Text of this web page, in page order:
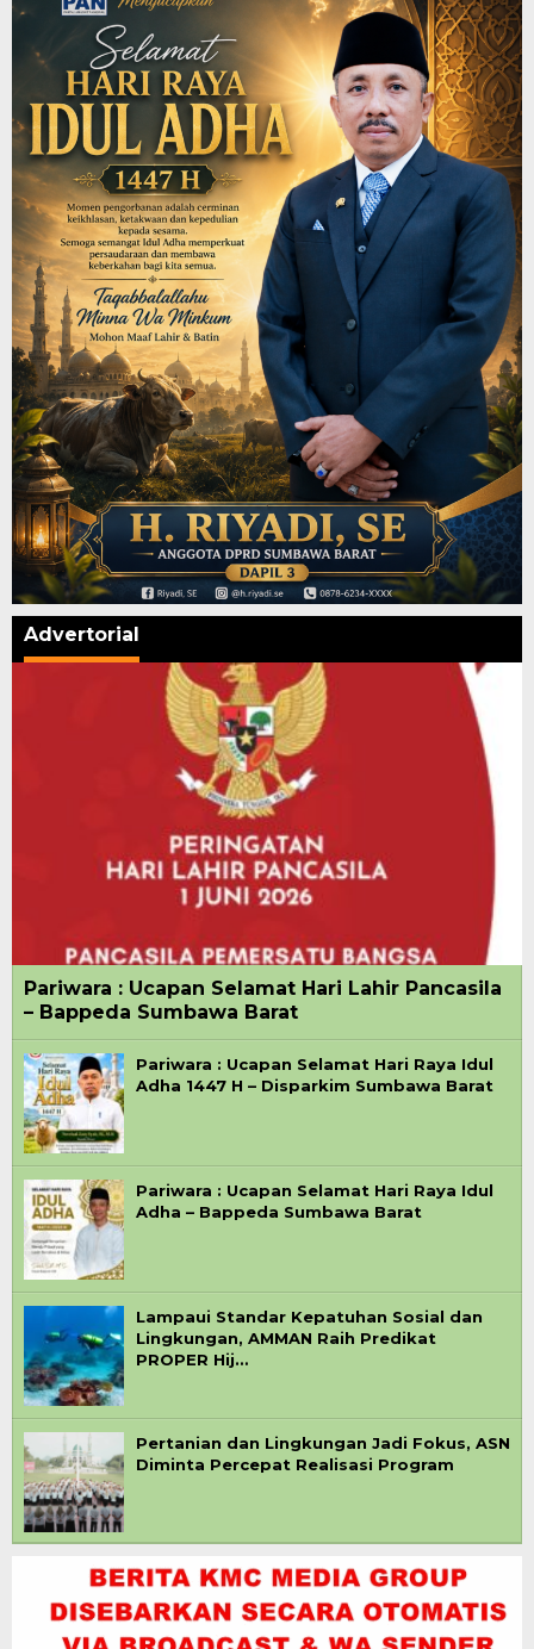
Advertorial
Pariwara : Ucapan Selamat Hari Lahir Pancasila
– Bappeda Sumbawa Barat
Pariwara : Ucapan Selamat Hari Raya Idul
Adha 1447 H – Disparkim Sumbawa Barat
Pariwara : Ucapan Selamat Hari Raya Idul
Adha – Bappeda Sumbawa Barat
Lampaui Standar Kepatuhan Sosial dan
Lingkungan, AMMAN Raih Predikat
PROPER Hij…
Pertanian dan Lingkungan Jadi Fokus, ASN
Diminta Percepat Realisasi Program